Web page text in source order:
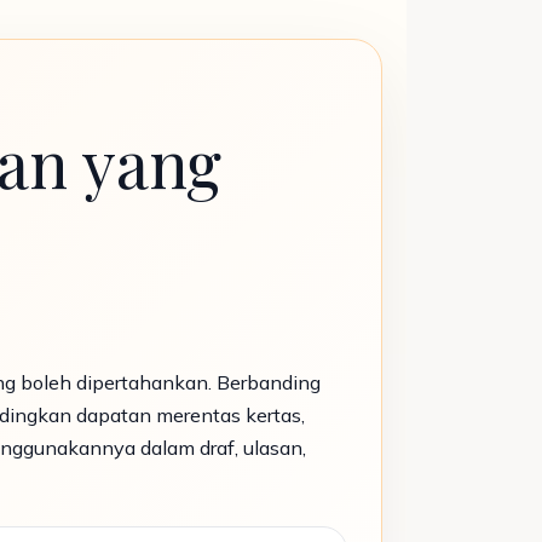
yang
boleh dipertahankan. Berbanding
dapatan merentas kertas,
dalam draf, ulasan,